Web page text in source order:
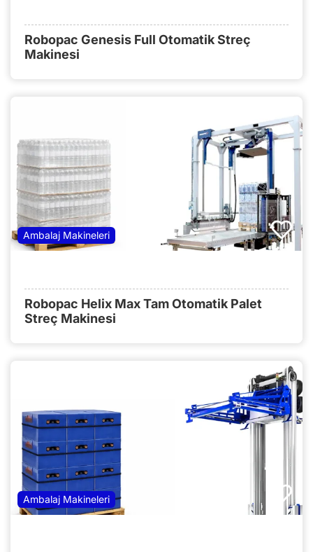
Robopac Genesis Full Otomatik Streç
Makinesi
Ambalaj Makineleri
Robopac Helix Max Tam Otomatik Palet
Streç Makinesi
Ambalaj Makineleri